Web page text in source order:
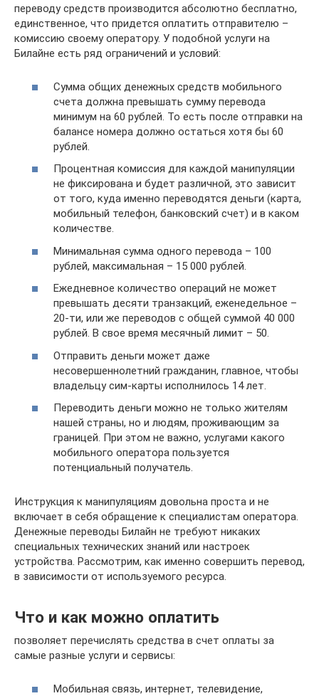
переводу средств производится абсолютно бесплатно,
единственное, что придется оплатить отправителю –
комиссию своему оператору. У подобной услуги на
Билайне есть ряд ограничений и условий:
Сумма общих денежных средств мобильного
счета должна превышать сумму перевода
минимум на 60 рублей. То есть после отправки на
балансе номера должно остаться хотя бы 60
рублей.
Процентная комиссия для каждой манипуляции
не фиксирована и будет различной, это зависит
от того, куда именно переводятся деньги (карта,
мобильный телефон, банковский счет) и в каком
количестве.
Минимальная сумма одного перевода – 100
рублей, максимальная – 15 000 рублей.
Ежедневное количество операций не может
превышать десяти транзакций, еженедельное –
20-ти, или же переводов с общей суммой 40 000
рублей. В свое время месячный лимит – 50.
Отправить деньги может даже
несовершеннолетний гражданин, главное, чтобы
владельцу сим-карты исполнилось 14 лет.
Переводить деньги можно не только жителям
нашей страны, но и людям, проживающим за
границей. При этом не важно, услугами какого
мобильного оператора пользуется
потенциальный получатель.
Инструкция к манипуляциям довольна проста и не
включает в себя обращение к специалистам оператора.
Денежные переводы Билайн не требуют никаких
специальных технических знаний или настроек
устройства. Рассмотрим, как именно совершить перевод,
в зависимости от используемого ресурса.
Что и как можно оплатить
позволяет перечислять средства в счет оплаты за
самые разные услуги и сервисы:
Мобильная связь, интернет, телевидение,